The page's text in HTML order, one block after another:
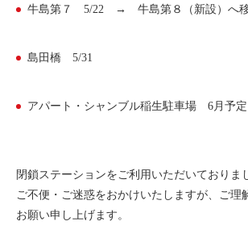
乗り乗り連携サービス
個人のお客様
ご入会方法
学生はおトク！
マイナ免許証
牛島第７ 5/22 → 牛島第８（新設）へ
島田橋 5/31
アパート・シャンブル稲生駐車場 6月予定
閉鎖ステーションをご利用いただいておりま
ご不便・ご迷惑をおかけいたしますが、ご理
お願い申し上げます。